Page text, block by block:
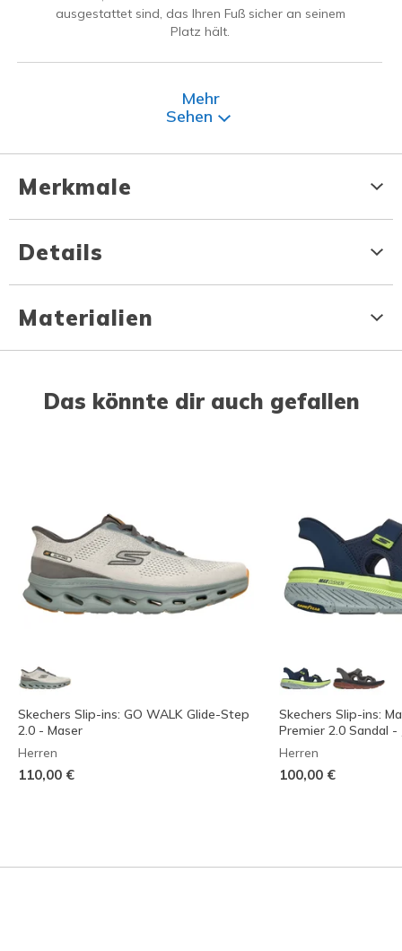
ausgestattet sind, das Ihren Fuß sicher an seinem
Platz hält.
Mehr
Sehen
Merkmale
Details
Materialien
Das könnte dir auch gefallen
Skechers Slip-ins: GO WALK Glide-Step
2.0 - Maser
Herren
110,00 €
Skechers Slip-ins:
Premier 2.0 Sandal -
Herren
100,00 €